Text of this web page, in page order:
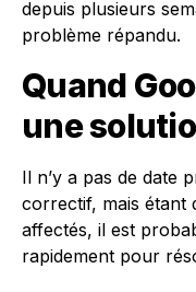
depuis plusieurs
problème répandu.
Quand
une
Il n’y a pas de date
correctif, mais étant
affectés, il est
rapidement pour